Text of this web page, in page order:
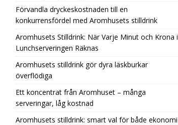
Förvandla dryckeskostnaden till en
konkurrensfördel med Aromhusets stilldrink
Aromhusets Stilldrink: När Varje Minut och Krona i
Lunchserveringen Räknas
Aromhusets stilldrink gör dyra läskburkar
överflödiga
Ett koncentrat från Aromhuset – många
serveringar, låg kostnad
Aromhusets stilldrink: smart val för både ekonomi